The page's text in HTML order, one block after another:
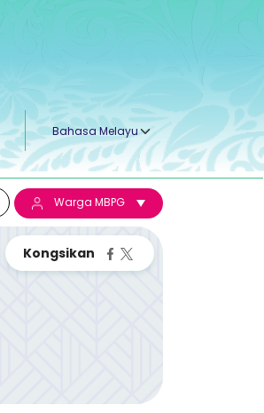
Select your language
Warga MBPG